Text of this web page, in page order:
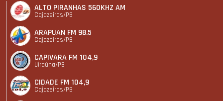
ALTO PIRANHAS 560KHZ AM
Cajazeiras/PB
ARAPUAN FM 98.5
Cajazeiras/PB
CAPIVARA FM 104,9
Uiraúna/PB
CIDADE FM 104,9
Cajazeiras/PB